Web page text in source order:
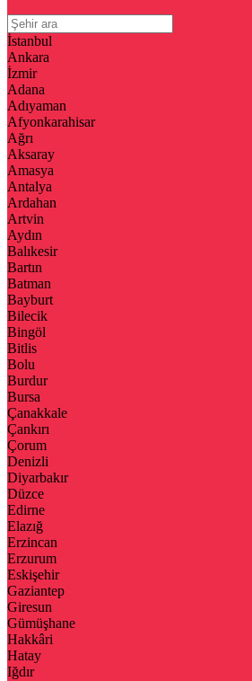
İstanbul
Ankara
İzmir
Adana
Adıyaman
Afyonkarahisar
Ağrı
Aksaray
Amasya
Antalya
Ardahan
Artvin
Aydın
Balıkesir
Bartın
Batman
Bayburt
Bilecik
Bingöl
Bitlis
Bolu
Burdur
Bursa
Çanakkale
Çankırı
Çorum
Denizli
Diyarbakır
Düzce
Edirne
Elazığ
Erzincan
Erzurum
Eskişehir
Gaziantep
Giresun
Gümüşhane
Hakkâri
Hatay
Iğdır